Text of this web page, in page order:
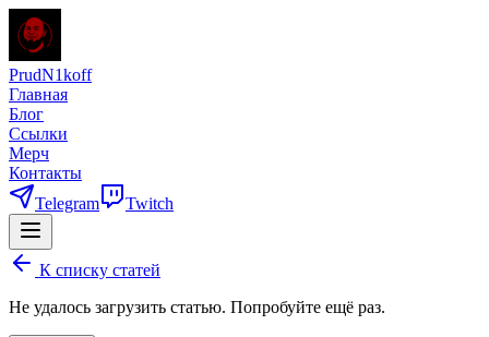
PrudN1koff
Главная
Блог
Ссылки
Мерч
Контакты
Telegram
Twitch
К списку статей
Не удалось загрузить статью. Попробуйте ещё раз.